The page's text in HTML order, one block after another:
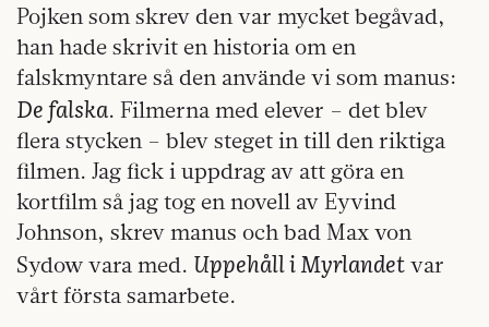
Pojken som skrev den var mycket begåvad,
han hade skrivit en historia om en
falskmyntare så den använde vi som manus:
De falska. Filmerna med elever – det blev
flera stycken – blev steget in till den riktiga
filmen. Jag fick i uppdrag av att göra en
kortfilm så jag tog en novell av Eyvind
Johnson, skrev manus och bad Max von
Sydow vara med. Uppehåll i Myrlandet var
vårt första samarbete.